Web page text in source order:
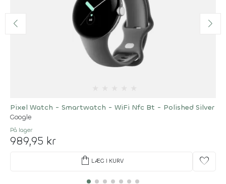
Pixel Watch - Smartwatch - WiFi Nfc Bt - Polished Silver
Google
På lager
989,95 kr
shopping_bag LÆG I KURV favorite